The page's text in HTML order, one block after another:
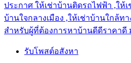
ประกาศ ให้เช่าบ้านติดรถไฟฟ้า ,ให้
บ้านใจกลางเมือง ,ให้เช่าบ้านใกล้ท
สำหรับผู้ที่ต้องการหาบ้านดีดีราคา
รับโพสต์อสังหา